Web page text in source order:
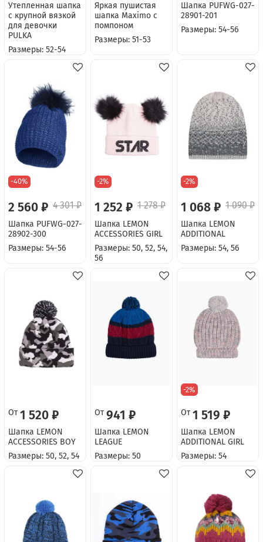
Утепленная шапка
с крупной вязкой
для девочки
PULKA
Размеры: 52-54
Яркая пушистая
шапка Maximo с
помпоном
Размеры: 51-53
Шапка PUFWG-027-
28901-201
Размеры: 54-56
-40%
2 560 ₽ 4 301 ₽
Шапка PUFWG-027-
28902-300
Размеры: 54-56
-2%
1 252 ₽ 1 278 ₽
Шапка LEMON
ACCESSORIES GIRL
Размеры: 50, 52, 54,
56
-2%
1 068 ₽ 1 090 ₽
Шапка LEMON
ADDITIONAL
Размеры: 54, 56
От 1 520 ₽
Шапка LEMON
ACCESSORIES BOY
Размеры: 50, 52, 54
От 941 ₽
Шапка LEMON
LEAGUE
Размеры: 50
-2%
От 1 519 ₽
Шапка LEMON
ADDITIONAL GIRL
Размеры: 54